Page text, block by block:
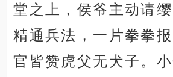
堂之上，侯爷主动请
精通兵法，一片拳拳
官皆赞虎父无犬子。